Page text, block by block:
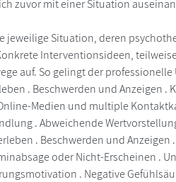
zuvor mit einer Situation
jeweilige Situation, deren
Interventionsideen,
auf. So gelingt der
. Beschwerden und Anzeigen
Medien und multiple
. Abweichende
. Beschwerden und
oder Nicht-Erscheinen .
. Negative